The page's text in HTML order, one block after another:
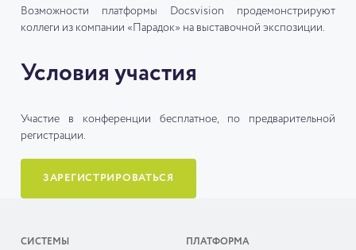
Возможности платформы Docsvision продемонстрируют
коллеги из компании «Парадок» на выставочной экспозиции.
Условия участия
Участие в конференции бесплатное, по предварительной
регистрации.
ЗАРЕГИСТРИРОВАТЬСЯ
СИСТЕМЫ ПЛАТФОРМА